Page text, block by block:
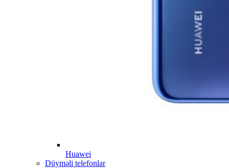
Huawei
Düyməli telefonlar